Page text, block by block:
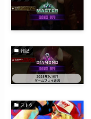
雑記
スト6